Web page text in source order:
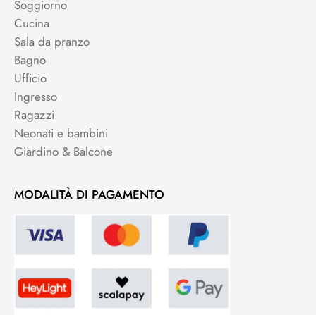
Soggiorno
Cucina
Sala da pranzo
Bagno
Ufficio
Ingresso
Ragazzi
Neonati e bambini
Giardino & Balcone
MODALITÀ DI PAGAMENTO